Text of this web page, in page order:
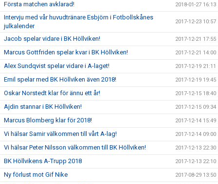
Första matchen avklarad! 2018-01-27 16:13
Intervju med vår huvudtränare Esbjörn i Fotbollskånes
julkalender
2017-12-23 10:57
Jacob spelar vidare i BK Höllviken! 2017-12-21 17:55
Marcus Gottfriden spelar kvar i BK Höllviken! 2017-12-21 14:00
Alex Sundqvist spelar vidare i A-laget! 2017-12-19 21:11
Emil spelar med BK Höllviken även 2018! 2017-12-19 19:45
Oskar Norstedt klar för ännu ett år! 2017-12-15 18:40
Ajdin stannar i BK Höllviken! 2017-12-15 09:34
Marcus Blomberg klar för 2018! 2017-12-14 15:49
Vi hälsar Samir välkommen till vårt A-lag! 2017-12-14 09:00
Vi hälsar Peter Nilsson välkommen till BK Höllviken! 2017-12-13 22:30
BK Höllvikens A-Trupp 2018 2017-12-13 22:10
Ny förlust mot Gif Nike 2017-08-29 13:50